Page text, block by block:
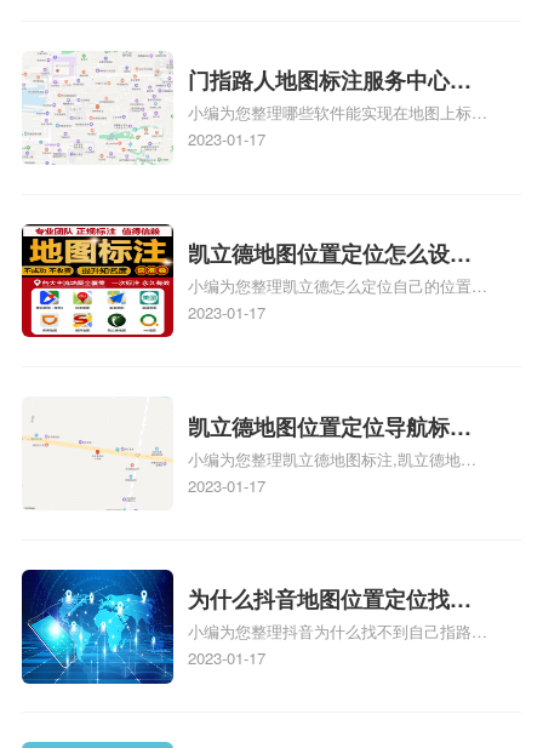
关地图标注知识，详情可查看下方正文！
门指路人地图标注服务中心地
图位置地址标记？门指路人地
图标注服务中心苹果地图位置
小编为您整理哪些软件能实现在地图上标记
门指路人地图标注服务中心位置、门指路人
门指路人地图标注服务中心地址标注上地图
怎么弄相关地图标注知识，详情可查看下方
正文！
2023-01-17
凯立德地图位置定位怎么设置
自己的指路人地图标注服务中
心名？凯立德地图位置定位怎
小编为您整理凯立德怎么定位自己的位置
啊、手机凯立德地图定位怎么设置往上走、
地图标注服务中心铺招牌相关地图标注知
识，详情可查看下方正文！
2023-01-17
凯立德地图位置定位导航标
注？凯立德地图位置定位,导航,
标注？
小编为您整理凯立德地图标注,凯立德地图
标注怎么做啊、凯立德地图标注,凯立德地
相关地图标注知识，详情可查看下方正文！
2023-01-17
为什么抖音地图位置定位找不
到了？抖音为什么找不到当前
定位了？
小编为您整理抖音为什么找不到自己指路人
地图标注服务中心铺的位置、地图位置更新
2023-01-17